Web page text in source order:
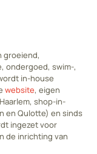
groeiend,
ondergoed, swim-,
in-house
website, eigen
shop-in-
en Qulotte) en sinds
ingezet voor
de inrichting van